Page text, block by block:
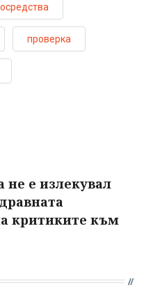
проверка
не е излекувал
критиките към